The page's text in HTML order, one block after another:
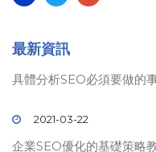
最新資訊
具體分析SEO必須要做的
2021-03-22
企業SEO優化的基礎策略